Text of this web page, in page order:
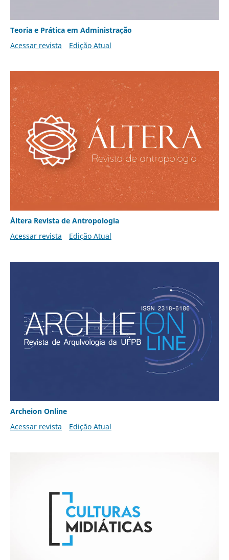
Teoria e Prática em Administração
Acessar revista
Edição Atual
Áltera Revista de Antropologia
Acessar revista
Edição Atual
Archeion Online
Acessar revista
Edição Atual